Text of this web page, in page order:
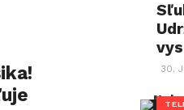
30.